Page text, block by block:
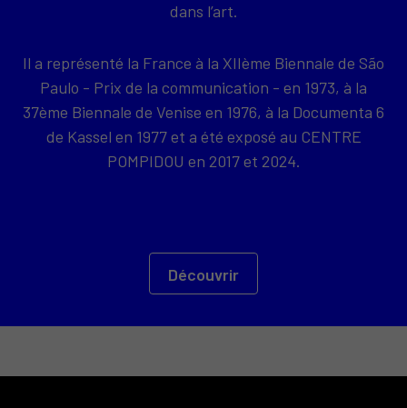
dans l’art.
Il a représenté la France à la XIIème Biennale de São
Paulo - Prix de la communication - en 1973, à la
37ème Biennale de Venise en 1976, à la Documenta 6
de Kassel en 1977 et a été exposé au CENTRE
POMPIDOU en 2017 et 2024.
Découvrir